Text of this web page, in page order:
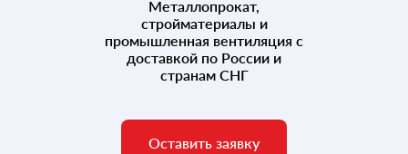
Металлопрокат,
стройматериалы и
промышленная вентиляция с
доставкой по России и
странам СНГ
Оставить заявку